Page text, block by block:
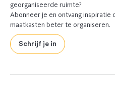
georganiseerde ruimte?
Abonneer je en ontvang inspiratie
maatkasten beter te organiseren.
Schrijf je in